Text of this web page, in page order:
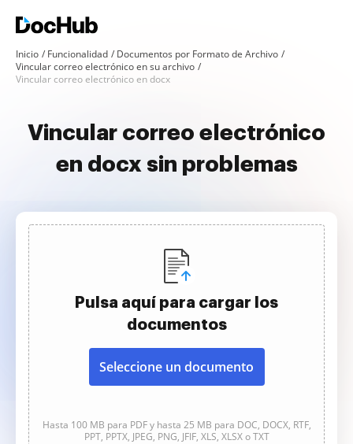
Inicio Funcionalidad
Documentos por Formato de Archivo
Vincular correo electrónico en su archivo
Vincular correo electrónico en docx
Vincular correo electrónico
en docx sin problemas
Pulsa aquí para cargar los
documentos
Seleccione un documento
Hasta 100 MB para PDF y hasta 25 MB para DOC, DOCX, RTF,
PPT, PPTX, JPEG, PNG, JFIF, XLS, XLSX o TXT